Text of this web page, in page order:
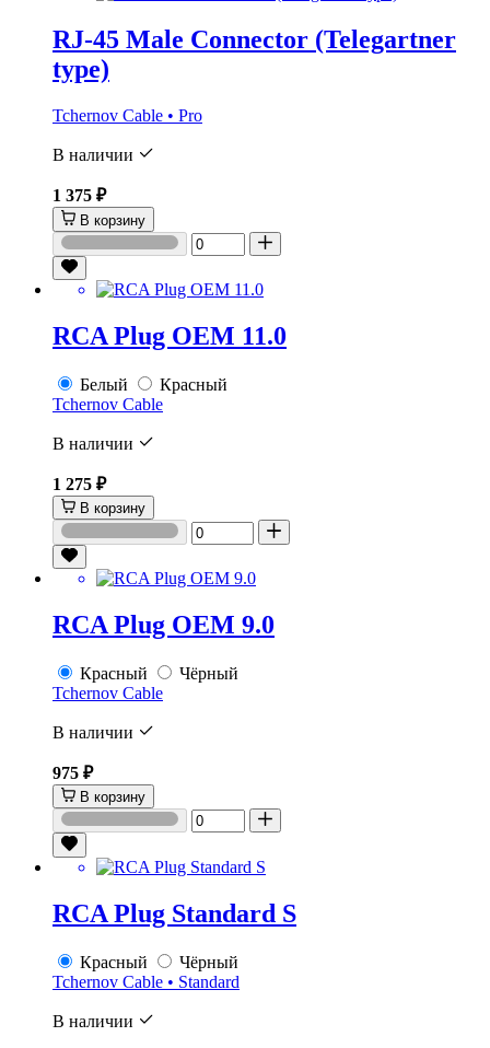
RJ-45 Male Connector (Telegartner
type)
Tchernov Cable • Pro
В наличии
1 375 ₽
В корзину
RCA Plug OEM 11.0
Белый
Красный
Tchernov Cable
В наличии
1 275 ₽
В корзину
RCA Plug OEM 9.0
Красный
Чёрный
Tchernov Cable
В наличии
975 ₽
В корзину
RCA Plug Standard S
Красный
Чёрный
Tchernov Cable • Standard
В наличии